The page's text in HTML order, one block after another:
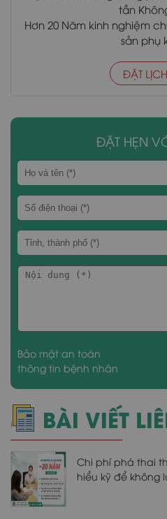
tần
Hơn 20 Năm kinh nghiệm
sản phụ
ĐẶT
ĐẶT HẸN
Bảo mật an toàn
thông tin bệnh nhân
BÀI VIẾT
Chi phí phá thai
hiểu kỹ để không